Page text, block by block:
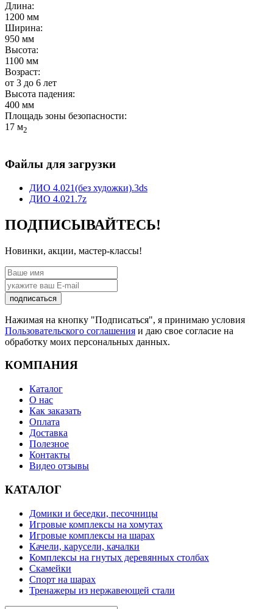
Длина:
1200 мм
Ширина:
950 мм
Высота:
1100 мм
Возраст:
от 3 до 6 лет
Высота падения:
400 мм
Площадь зоны безопасности:
17 м2
Файлы для загрузки
ДИО 4.021(без художки).3ds
ДИО 4.021.7z
ПОДПИСЫВАЙТЕСЬ!
Новинки, акции, мастер-классы!
подписаться
Нажимая на кнопку "Подписаться", я принимаю условия
Пользовательского соглашения и даю свое согласие на
обработку моих персональных данных.
КОМПАНИЯ
Каталог
О нас
Как заказать
Оплата
Доставка
Полезное
Контакты
Видео отзывы
КАТАЛОГ
Домики и беседки, песочницы
Игровые комплексы на хомутах
Игровые комплексы на шарах
Качели, карусели, качалки
Комплексы на гнутых деревянных столбах
Скамейки
Спорт на шарах
Тренажеры из нержавеющей стали